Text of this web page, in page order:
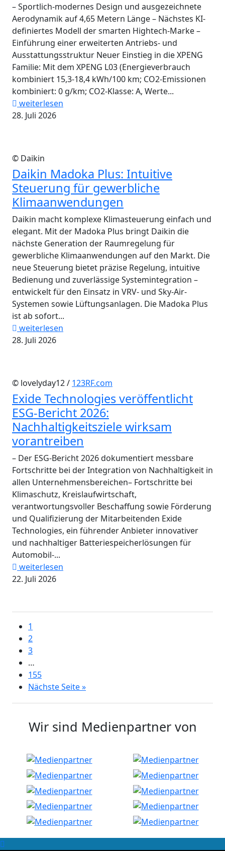
– Sportlich-modernes Design und ausgezeichnete
Aerodynamik auf 4,65 Metern Länge – Nächstes KI-
definiertes Modell der smarten Hightech-Marke –
Einführung einer erweiterten Antriebs- und
Ausstattungsstruktur Neuer Einstieg in die XPENG
Familie: Mit dem XPENG L03 (Energieverbrauch
kombiniert 15,3-18,4 kWh/100 km; CO2-Emissionen
kombiniert: 0 g/km; CO2-Klasse: A, Werte...
weiterlesen
28. Juli 2026
© Daikin
Daikin Madoka Plus: Intuitive
Steuerung für gewerbliche
Klimaanwendungen
Daikin macht komplexe Klimasteuerung einfach und
elegant. Mit der Madoka Plus bringt Daikin die
nächste Generation der Raumregelung für
gewerbliche Klimaanwendungen auf den Markt. Die
neue Steuerung bietet präzise Regelung, intuitive
Bedienung und zuverlässige Systemintegration –
entwickelt für den Einsatz in VRV- und Sky-Air-
Systemen sowie Lüftungsanlagen. Die Madoka Plus
ist ab sofort...
weiterlesen
28. Juli 2026
© lovelyday12 / 123RF.com
Exide Technologies veröffentlicht
ESG-Bericht 2026:
Nachhaltigkeitsziele wirksam
vorantreiben
– Der ESG-Bericht 2026 dokumentiert messbare
Fortschritte bei der Integration von Nachhaltigkeit in
allen Unternehmensbereichen– Fortschritte bei
Klimaschutz, Kreislaufwirtschaft,
verantwortungsvoller Beschaffung sowie Förderung
und Qualifizierung der Mitarbeitenden Exide
Technologies, ein führender Anbieter innovativer
und nachhaltiger Batteriespeicherlösungen für
Automobil-...
weiterlesen
22. Juli 2026
1
2
3
…
155
Nächste Seite »
Wir sind Medienpartner von